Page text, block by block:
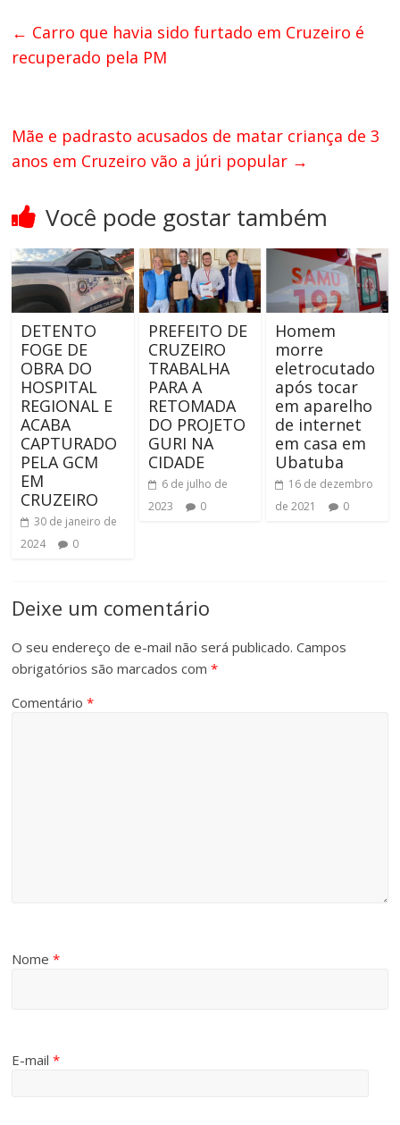
← Carro que havia sido furtado em Cruzeiro é
recuperado pela PM
Mãe e padrasto acusados de matar criança de 3
anos em Cruzeiro vão a júri popular →
Você pode gostar também
DETENTO
FOGE DE
OBRA DO
HOSPITAL
REGIONAL E
ACABA
CAPTURADO
PELA GCM
EM
CRUZEIRO
30 de janeiro de
2024
0
PREFEITO DE
CRUZEIRO
TRABALHA
PARA A
RETOMADA
DO PROJETO
GURI NA
CIDADE
6 de julho de
2023
0
Homem
morre
eletrocutado
após tocar
em aparelho
de internet
em casa em
Ubatuba
16 de dezembro
de 2021
0
Deixe um comentário
O seu endereço de e-mail não será publicado. Campos
obrigatórios são marcados com*
Comentário*
Nome*
E-mail*